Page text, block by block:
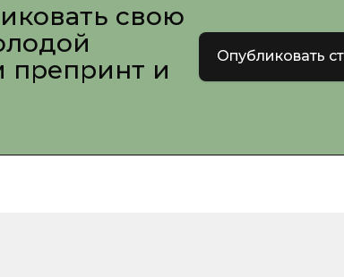
свою
препринт и
Опубликовать